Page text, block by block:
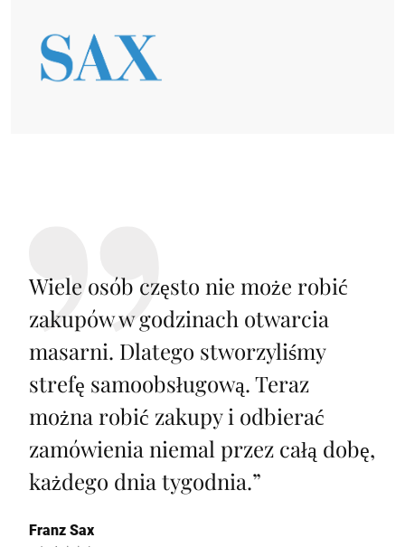
Wiele osób często nie może robić
zakupów w godzinach otwarcia
masarni. Dlatego stworzyliśmy
strefę samoobsługową. Teraz
można robić zakupy i odbierać
zamówienia niemal przez całą dobę,
każdego dnia tygodnia.”
Franz Sax